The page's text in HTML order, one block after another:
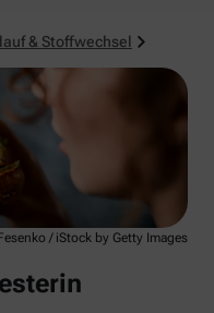
& Stoffwechsel
/ iStock by Getty Images